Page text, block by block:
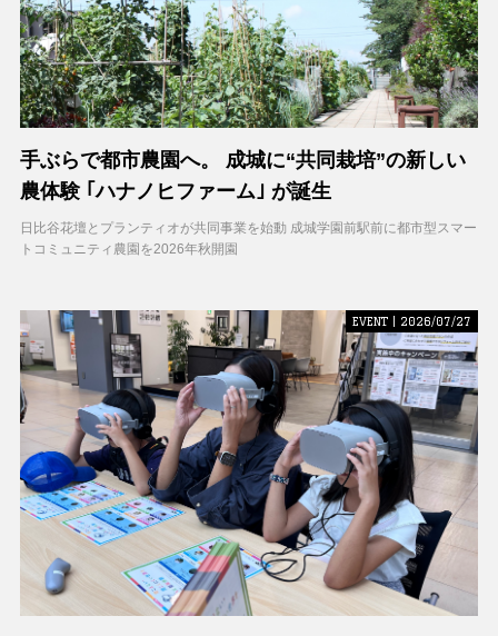
手ぶらで都市農園へ。 成城に“共同栽培”の新しい
農体験 ｢ハナノヒファーム｣ が誕生
日比谷花壇とプランティオが共同事業を始動 成城学園前駅前に都市型スマー
トコミュニティ農園を2026年秋開園
EVENT | 2026/07/27